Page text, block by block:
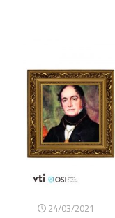
24/03/2021